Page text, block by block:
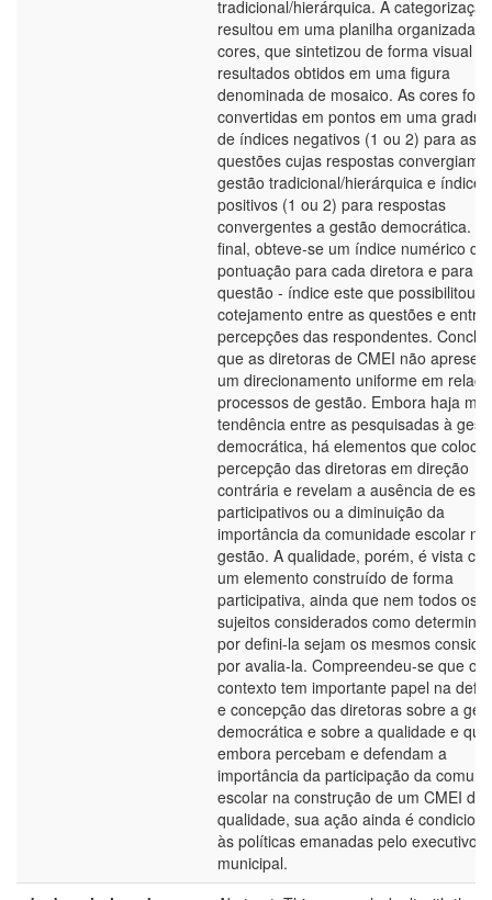
tradicional/hierárquica. A categorização
resultou em uma planilha organizada
cores, que sintetizou de forma visual os
resultados obtidos em uma figura
denominada de mosaico. As cores
convertidas em pontos em uma
de índices negativos (1 ou 2) para as
questões cujas respostas convergiam
gestão tradicional/hierárquica e índices
positivos (1 ou 2) para respostas
convergentes a gestão democrática.
final, obteve-se um índice numérico de
pontuação para cada diretora e para
questão - índice este que possibilitou o
cotejamento entre as questões e entre
percepções das respondentes.
que as diretoras de CMEI não
um direcionamento uniforme em
processos de gestão. Embora haja
tendência entre as pesquisadas à
democrática, há elementos que
percepção das diretoras em direção
contrária e revelam a ausência de
participativos ou a diminuição da
importância da comunidade escolar na
gestão. A qualidade, porém, é vista
um elemento construído de forma
participativa, ainda que nem todos os
sujeitos considerados como
por defini-la sejam os mesmos
por avalia-la. Compreendeu-se que o
contexto tem importante papel na
e concepção das diretoras sobre a
democrática e sobre a qualidade e
embora percebam e defendam a
importância da participação da
escolar na construção de um CMEI de
qualidade, sua ação ainda é
às políticas emanadas pelo executivo
municipal.